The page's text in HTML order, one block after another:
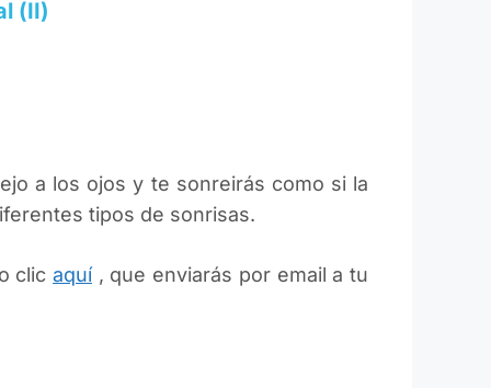
(II)
a los ojos y te sonreirás como si la
tipos de sonrisas.
clicaquí, que enviarás por email a tu